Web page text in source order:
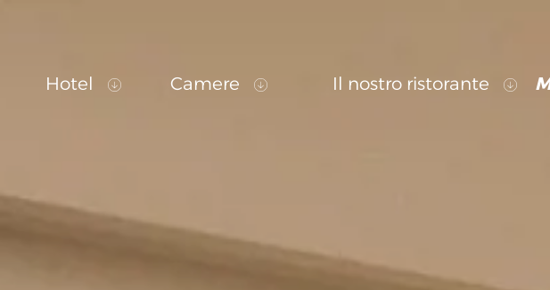
Hotel Camere Il nostro ristorante